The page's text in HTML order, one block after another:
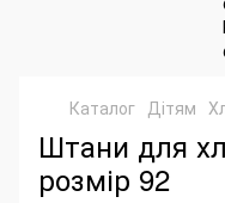
Каталог Дітям
Штани для
розмір 92